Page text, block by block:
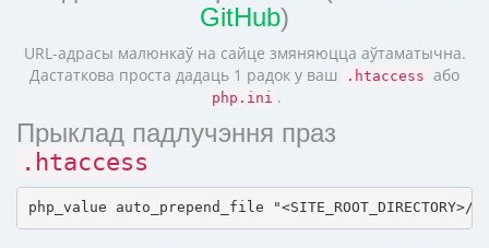
GitHub)
URL-адрасы малюнкаў на сайце змяняюцца аўтаматычна.
Дастаткова проста дадаць 1 радок у ваш
.htaccess або
php.ini .
Прыклад падлучэння праз
.htaccess